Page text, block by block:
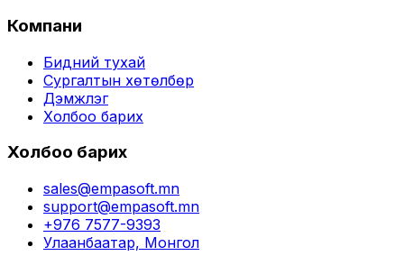
Компани
Бидний тухай
Сургалтын хөтөлбөр
Дэмжлэг
Холбоо барих
Холбоо барих
sales@empasoft.mn
support@empasoft.mn
+976 7577-9393
Улаанбаатар, Монгол